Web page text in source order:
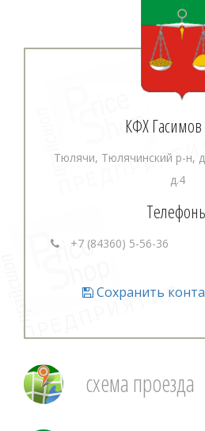
КФХ
Тюлячи, Тюлячинский р-н,
д.4
+7 (84360) 5-56-36
Сохранить
схема проезда